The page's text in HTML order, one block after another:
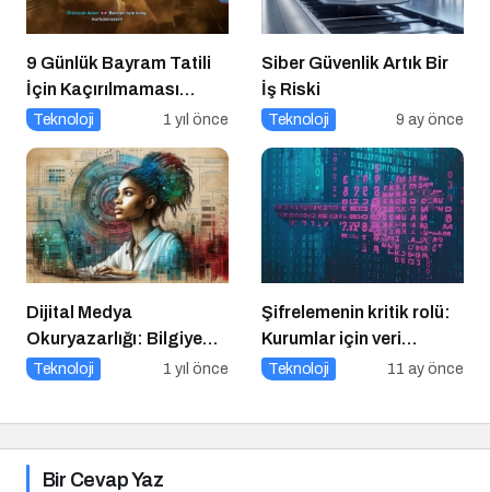
9 Günlük Bayram Tatili
İçin Kaçırılmaması
Gereken 8 Oyun
Teknoloji 1 yıl önce
Siber Güvenlik Artık Bir
İş Riski
Teknoloji 9 ay önce
Dijital Medya
Okuryazarlığı: Bilgiye
Erişimde Sorumluluk ve
Teknoloji 1 yıl önce
Şifrelemenin kritik rolü:
Kurumlar için veri
güvenliğinin temel
Teknoloji 11 ay önce
Bir Cevap Yaz